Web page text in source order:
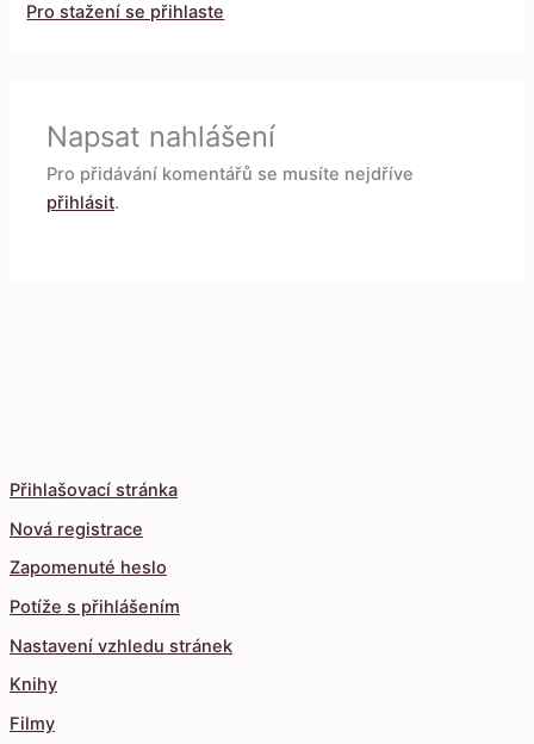
Přihlašovací stránka
Nová registrace
Zapomenuté heslo
Potíže s přihlášením
Nastavení vzhledu stránek
Knihy
Filmy
Pro stažení se přihlaste
Napsat nahlášení
Pro přidávání komentářů se musíte nejdříve
přihlásit.